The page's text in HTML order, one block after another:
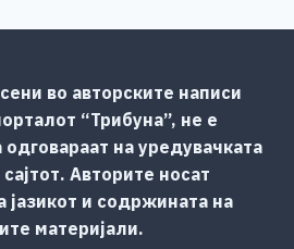
во авторските написи
“Трибуна”, не е
на уредувачката
Авторите носат
јазикот и содржината на
материјали.